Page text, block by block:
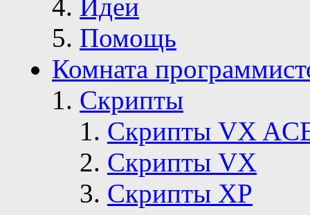
Идеи
Помощь
Комната
Скрипты
Скрипты VX
Скрипты VX
Скрипты ХР